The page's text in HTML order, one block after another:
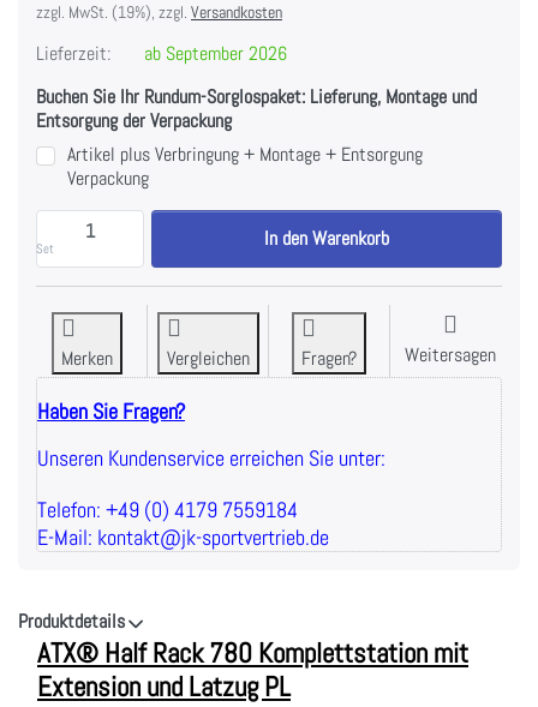
zzgl. MwSt. (19%), zzgl. Versandkosten
Lieferzeit:
ab September 2026
Buchen Sie Ihr Rundum-Sorglospaket: Lieferung, Montage und
Entsorgung der Verpackung
Artikel plus Verbringung + Montage + Entsorgung
Verpackung
Set
ATX® Half Rack 780 Komplettstation mit Extension
In den Warenkorb
Merken Vergleichen Fragen? Weitersagen
Haben Sie Fragen?
Unseren Kundenservice erreichen Sie unter:
Telefon: +49 (0) 4179 7559184
E-Mail: kontakt@jk-sportvertrieb.de
Produktdetails
ATX® Half Rack 780 Komplettstation mit
Extension und Latzug PL